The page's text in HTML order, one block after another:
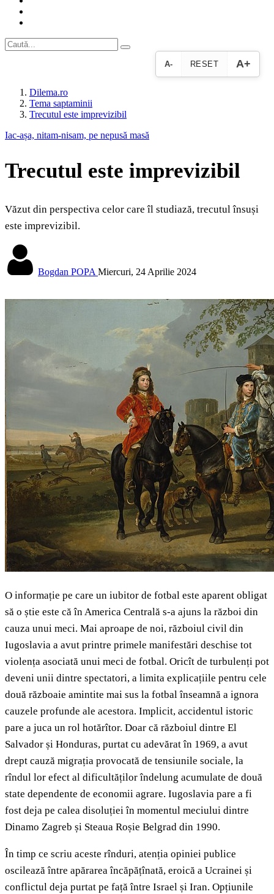
A- RESET A+
Dilema.ro
Tema saptaminii
Trecutul este imprevizibil
Iac-așa, nitam-nisam, pe nepusă masă
Trecutul este imprevizibil
Văzut din perspectiva celor care îl studiază, trecutul însuși
este imprevizibil.
Bogdan POPA Miercuri, 24 Aprilie 2024
O informație pe care un iubitor de fotbal este aparent obligat
să o știe este că în America Centrală s-a ajuns la război din
cauza unui meci. Mai aproape de noi, războiul civil din
Iugoslavia a avut printre primele manifestări deschise tot
violența asociată unui meci de fotbal. Oricît de turbulenți pot
deveni unii dintre spectatori, a limita explicațiile pentru cele
două războaie amintite mai sus la fotbal înseamnă a ignora
cauzele profunde ale acestora. Implicit, accidentul istoric
pare a juca un rol hotărîtor. Doar că războiul dintre El
Salvador și Honduras, purtat cu adevărat în 1969, a avut
drept cauză migrația provocată de tensiunile sociale, la
rîndul lor efect al dificultăților îndelung acumulate de două
state dependente de economii agrare. Iugoslavia pare a fi
fost deja pe calea disoluției în momentul meciului dintre
Dinamo Zagreb și Steaua Roșie Belgrad din 1990.
În timp ce scriu aceste rînduri, atenția opiniei publice
oscilează între apărarea încăpățînată, eroică a Ucrainei și
conflictul deja purtat pe față între Israel și Iran. Opțiunile